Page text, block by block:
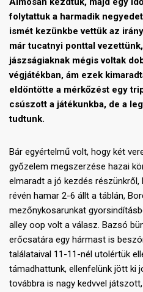
folytattuk a harmadik
ismét kezünkbe vettük az
már tucatnyi ponttal
jászságiaknak mégis voltak
végjátékban, ám ezek
eldöntötte a mérkőzést egy
csúszott a játékunkba, de a
tudtunk.
Bár egyértelmű volt, hogy két
győzelem megszerzése hazai
elmaradt a jó kezdés részünkről,
révén hamar 2-6 állt a táblán,
mezőnykosarunkat
alley oop volt a válasz. Bazsó
erőcsatára egy hármast is
találataival 11-11-nél utolértük
támadhattunk, ellenfelünk jött ki
továbbra is nagy kedvvel